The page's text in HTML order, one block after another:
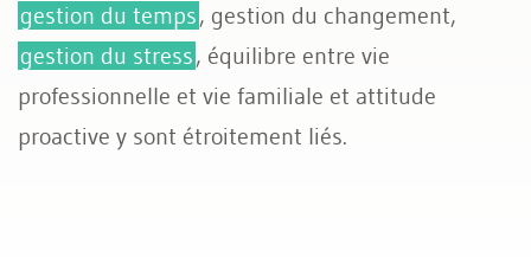
gestion du temps, gestion du changement,
gestion du stress, équilibre entre vie
professionnelle et vie familiale et attitude
proactive y sont étroitement liés.